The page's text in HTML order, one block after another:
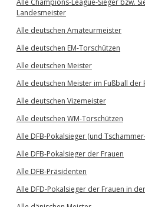
Alle Champions-League-Sieger bzw.
Landesmeister
Alle deutschen Amateurmeister
Alle deutschen EM-Torschützen
Alle deutschen Meister
Alle deutschen Meister im Fußball der
Alle deutschen Vizemeister
Alle deutschen WM-Torschützen
Alle DFB-Pokalsieger (und
Alle DFB-Pokalsieger der Frauen
Alle DFB-Präsidenten
Alle DFD-Pokalsieger der Frauen in